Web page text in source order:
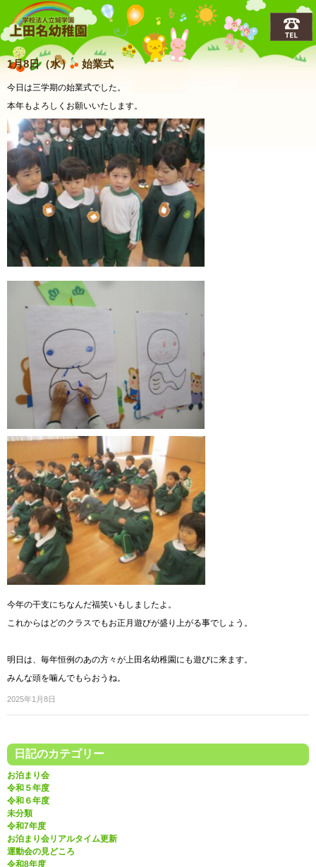
上田名(うえだな)幼稚園
1月8日（水） 始業式
今日は三学期の始業式でした。
本年もよろしくお願いいたします。
今年の干支にちなんだ福笑いもしましたよ。
これからはどのクラスでもお正月遊びが盛り上がる事でしょう。
明日は、毎年恒例のあの方々が上田名幼稚園にも遊びに来ます。
みんな頭を噛んでもらおうね。
2025年1月8日
日記のカテゴリー
お泊まり会
令和５年度
令和６年度
未分類
令和7年度
お泊まり会リアルタイム更新
運動会の見どころ
令和8年度